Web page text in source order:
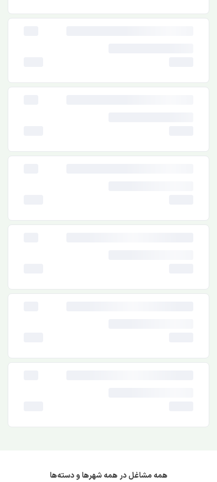
همه مشاغل در همه شهرها و دسته‌ها